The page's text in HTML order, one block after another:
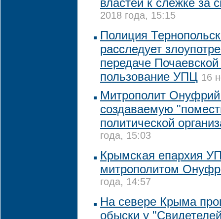
властей к слежке за
2018 года, 15:15
Полиция
расследует
передаче
пользование УПЦ 16
Митрополит
создаваемую
политической
года, 15:03
Крымская епархия
митрополитом
года, 14:57
На севере Крыма
обыски у